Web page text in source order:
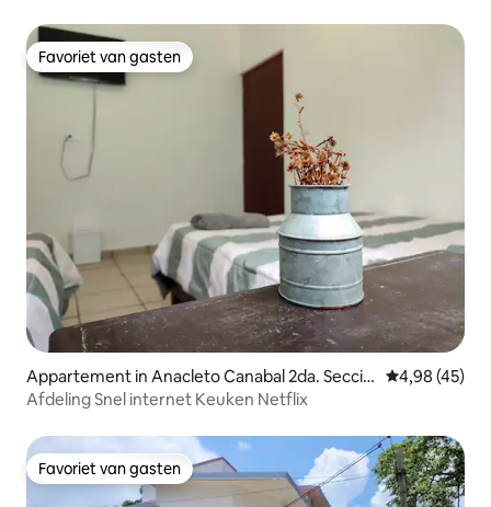
Favoriet van gasten
Favoriet van gasten
Appartement in Anacleto Canabal 2da. Secció
n
Gemiddelde
4,98 (45)
Afdeling Snel internet Keuken Netflix
Favoriet van gasten
Favoriet van gasten